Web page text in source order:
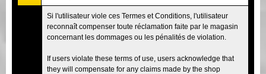
Si l'utilisateur viole ces Termes et Conditions, l'utilisateur
reconnaît compenser toute réclamation faite par le magasin
concernant les dommages ou les pénalités de violation.
If users violate these terms of use, users acknowledge that
they will compensate for any claims made by the shop